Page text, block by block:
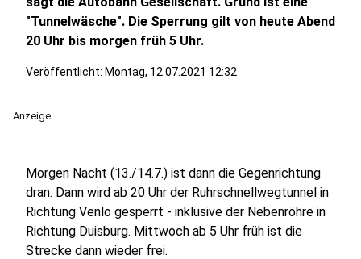
"Tunnelwäsche". Die Sperrung gilt von heute Abend
20 Uhr bis morgen früh 5 Uhr.
Veröffentlicht: Montag, 12.07.2021 12:32
Anzeige
Morgen Nacht (13./14.7.) ist dann die Gegenrichtung
dran. Dann wird ab 20 Uhr der Ruhrschnellwegtunnel in
Richtung Venlo gesperrt - inklusive der Nebenröhre in
Richtung Duisburg. Mittwoch ab 5 Uhr früh ist die
Strecke dann wieder frei.